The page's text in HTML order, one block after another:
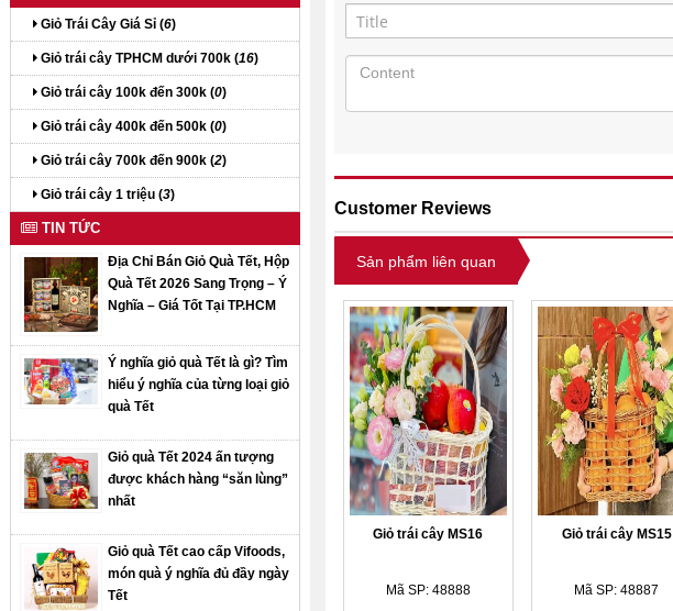
Customer Reviews
Sản phẩm liên quan
Giỏ trái cây MS16
Mã SP: 48888
Giỏ trái cây MS15
Mã SP: 48887
Giỏ Trái Cây Giá Sỉ (6)
Giỏ trái cây TPHCM dưới 700k (16)
Giỏ trái cây 100k đến 300k (0)
Giỏ trái cây 400k đến 500k (0)
Giỏ trái cây 700k đến 900k (2)
Giỏ trái cây 1 triệu (3)
TIN TỨC
Địa Chỉ Bán Giỏ Quà Tết, Hộp
Quà Tết 2026 Sang Trọng – Ý
Nghĩa – Giá Tốt Tại TP.HCM
Ý nghĩa giỏ quà Tết là gì? Tìm
hiểu ý nghĩa của từng loại giỏ
quà Tết
Giỏ quà Tết 2024 ấn tượng
được khách hàng “săn lùng”
nhất
Giỏ quà Tết cao cấp Vifoods,
món quà ý nghĩa đủ đầy ngày
Tết